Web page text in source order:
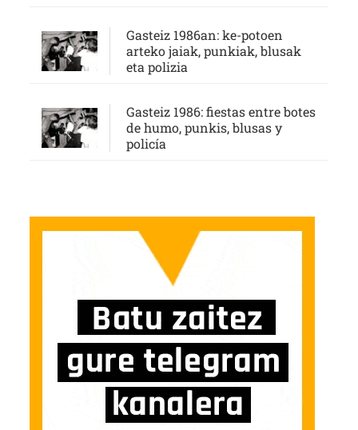
Gasteiz 1986an: ke-potoen
arteko jaiak, punkiak, blusak
eta polizia
Gasteiz 1986: fiestas entre botes
de humo, punkis, blusas y
policía